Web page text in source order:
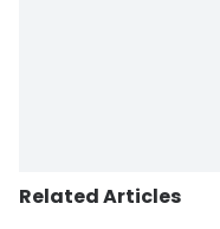
Related Articles